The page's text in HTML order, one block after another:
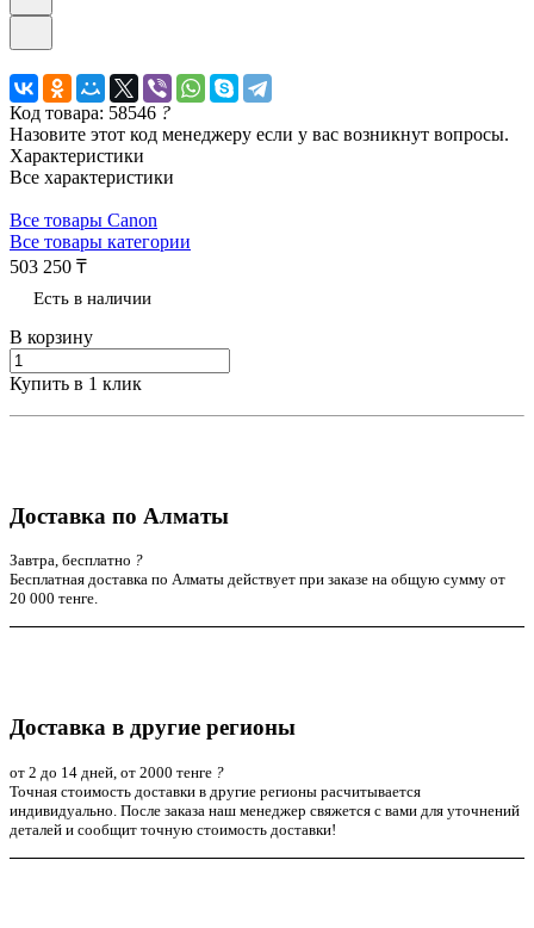
Код товара: 58546 ?
Назовите этот код менеджеру если у вас возникнут вопросы.
Характеристики
Все характеристики
Все товары Canon
Все товары категории
503 250 ₸
Есть в наличии
В корзину
Купить в 1 клик
Доставка по Алматы
Завтра, бесплатно ?
Бесплатная доставка по Алматы действует при заказе на общую сумму от
20 000 тенге.
Доставка в другие регионы
от 2 до 14 дней, от 2000 тенге ?
Точная стоимость доставки в другие регионы расчитывается
индивидуально. После заказа наш менеджер свяжется с вами для уточнений
деталей и сообщит точную стоимость доставки!